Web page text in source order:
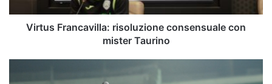
Virtus Francavilla: risoluzione consensuale con
mister Taurino